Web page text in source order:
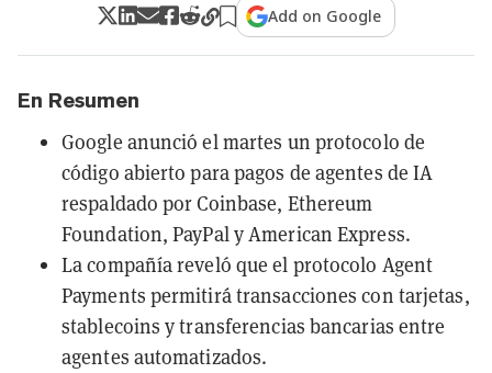
Add on Google
En Resumen
Google anunció el martes un protocolo de
código abierto para pagos de agentes de IA
respaldado por Coinbase, Ethereum
Foundation, PayPal y American Express.
La compañía reveló que el protocolo Agent
Payments permitirá transacciones con tarjetas,
stablecoins y transferencias bancarias entre
agentes automatizados.